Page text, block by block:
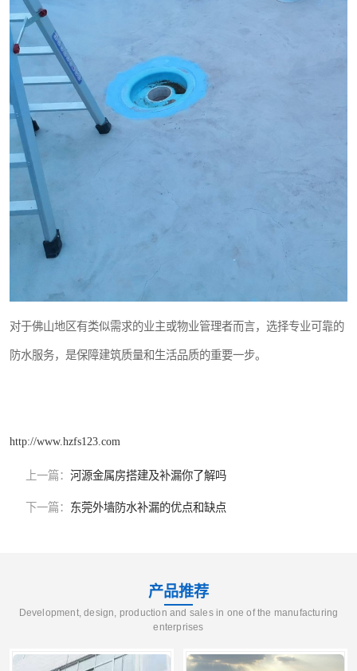
对于佛山地区有类似需求的业主或物业管理者而言，选择专业可靠的
防水服务，是保障建筑质量和生活品质的重要一步。
http://www.hzfs123.com
上一篇： 河源金属房搭建及补漏你了解吗
下一篇： 东莞外墙防水补漏的优点和缺点
产品推荐
Development, design, production and sales in one of the manufacturing
enterprises